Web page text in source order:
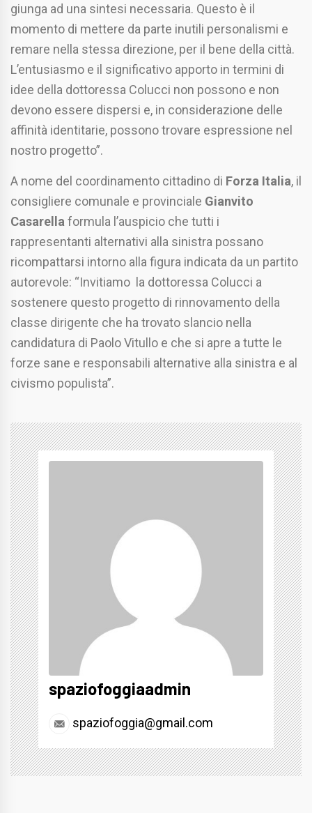
giunga ad una sintesi necessaria. Questo è il
momento di mettere da parte inutili personalismi e
remare nella stessa direzione, per il bene della città.
L’entusiasmo e il significativo apporto in termini di
idee della dottoressa Colucci non possono e non
devono essere dispersi e, in considerazione delle
affinità identitarie, possono trovare espressione nel
nostro progetto”.
A nome del coordinamento cittadino di Forza Italia, il
consigliere comunale e provinciale Gianvito
Casarella formula l’auspicio che tutti i
rappresentanti alternativi alla sinistra possano
ricompattarsi intorno alla figura indicata da un partito
autorevole: “Invitiamo la dottoressa Colucci a
sostenere questo progetto di rinnovamento della
classe dirigente che ha trovato slancio nella
candidatura di Paolo Vitullo e che si apre a tutte le
forze sane e responsabili alternative alla sinistra e al
civismo populista”.
spaziofoggiaadmin
spaziofoggia@gmail.com